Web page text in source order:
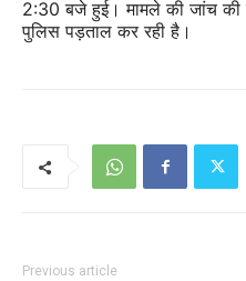
2:30 बजे हुई। मामले की जांच
पुलिस पड़ताल कर रही है।
Previous article